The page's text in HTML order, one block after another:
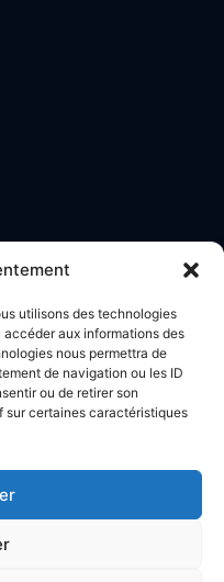
utilisons des technologies
aux informations des
nous permettra de
de navigation ou les ID
ou de retirer son
certaines caractéristiques